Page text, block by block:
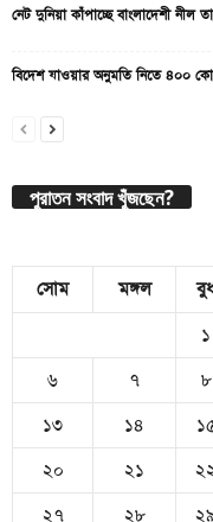
নেট দুনিয়া কাঁপাচ্ছে বাংলাদেশী নীল
বিদেশ যাওয়ার অনুমতি নিতে ৪০০
পুরাতন সংবাদ খুঁজছেন?
সোম
মঙ্গল
১
৬
৭ ৮
১৩
১৪
২০
২১
২৭
২৮